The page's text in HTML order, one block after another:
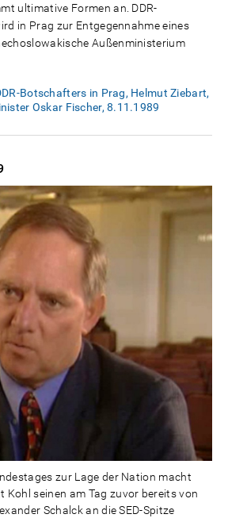
ultimative Formen an. DDR-
in Prag zur Entgegennahme eines
Außenministerium
Botschafters in Prag, Helmut Ziebart,
Oskar Fischer, 8.11.1989
zur Lage der Nation macht
Kohl seinen am Tag zuvor bereits von
Schalck an die SED-Spitze